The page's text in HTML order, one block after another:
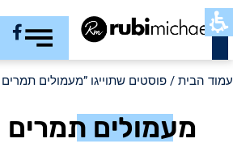
כשר
עמוד הבית / פוסטים שתוייגו ”מעמולים תמרים
מעמולים תמרים